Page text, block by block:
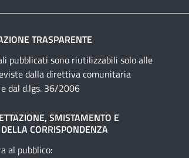
TRASPARENTE
pubblicati sono riutilizzabili solo alle
dalla direttiva comunitaria
dal d.lgs. 36/2006
SMISTAMENTO E
CORRISPONDENZA
al pubblico: